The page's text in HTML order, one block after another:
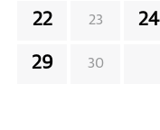
22 23 24
29 30